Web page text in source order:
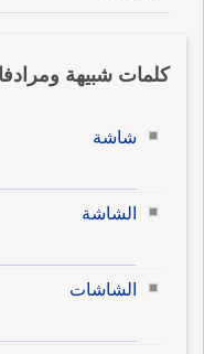
كلمات شبيهة
شاشة
الشاشة
الشاشات